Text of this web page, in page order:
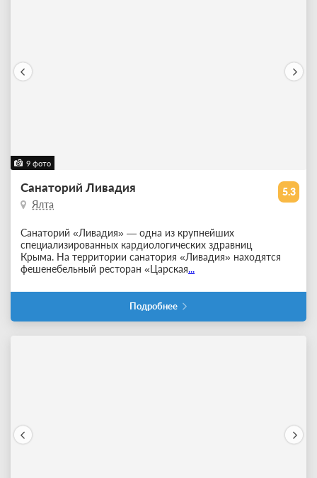
9 фото
5.3
Санаторий Ливадия
Ялта
Санаторий «Ливадия» — одна из крупнейших
специализированных кардиологических здравниц
Крыма. На территории санатория «Ливадия» находятся
фешенебельный ресторан «Царская...
Подробнее